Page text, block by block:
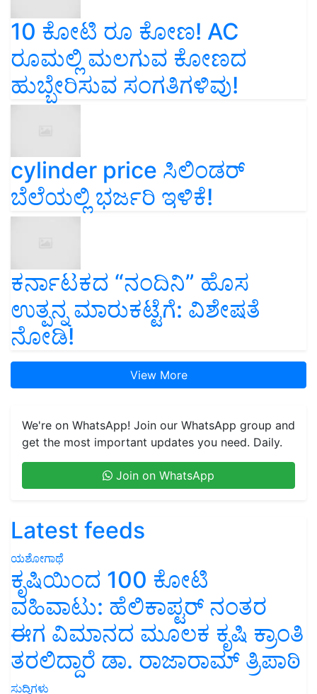
10 ಕೋಟಿ ರೂ ಕೋಣ! AC
ರೂಮಲ್ಲಿ ಮಲಗುವ ಕೋಣದ
ಹುಬ್ಬೇರಿಸುವ ಸಂಗತಿಗಳಿವು!
cylinder price ಸಿಲಿಂಡರ್‌
ಬೆಲೆಯಲ್ಲಿ ಭರ್ಜರಿ ಇಳಿಕೆ!
ಕರ್ನಾಟಕದ “ನಂದಿನಿ” ಹೊಸ
ಉತ್ಪನ್ನ ಮಾರುಕಟ್ಟೆಗೆ: ವಿಶೇಷತೆ
ನೋಡಿ!
View More
We're on WhatsApp! Join our WhatsApp group and
get the most important updates you need. Daily.
Join on WhatsApp
Latest feeds
ಯಶೋಗಾಥೆ
ಕೃಷಿಯಿಂದ 100 ಕೋಟಿ
ವಹಿವಾಟು: ಹೆಲಿಕಾಪ್ಟರ್ ನಂತರ
ಈಗ ವಿಮಾನದ ಮೂಲಕ ಕೃಷಿ ಕ್ರಾಂತಿ
ತರಲಿದ್ದಾರೆ ಡಾ. ರಾಜಾರಾಮ್ ತ್ರಿಪಾಠಿ
ಸುದ್ದಿಗಳು